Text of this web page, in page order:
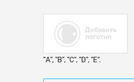
"А", "B", "C", "D", "E".